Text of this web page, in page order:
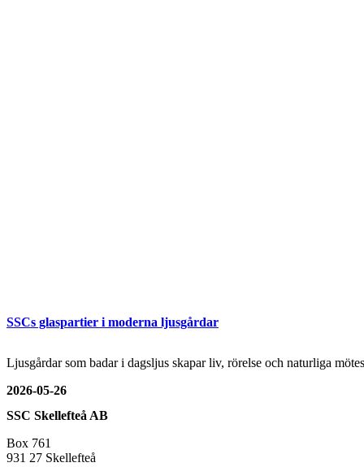
SSCs glaspartier i moderna ljusgårdar
Ljusgårdar som badar i dagsljus skapar liv, rörelse och naturliga
2026-05-26
SSC Skellefteå AB
Box 761
931 27 Skellefteå